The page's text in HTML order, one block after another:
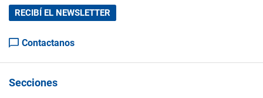
RECIBÍ EL NEWSLETTER
Contactanos
Secciones